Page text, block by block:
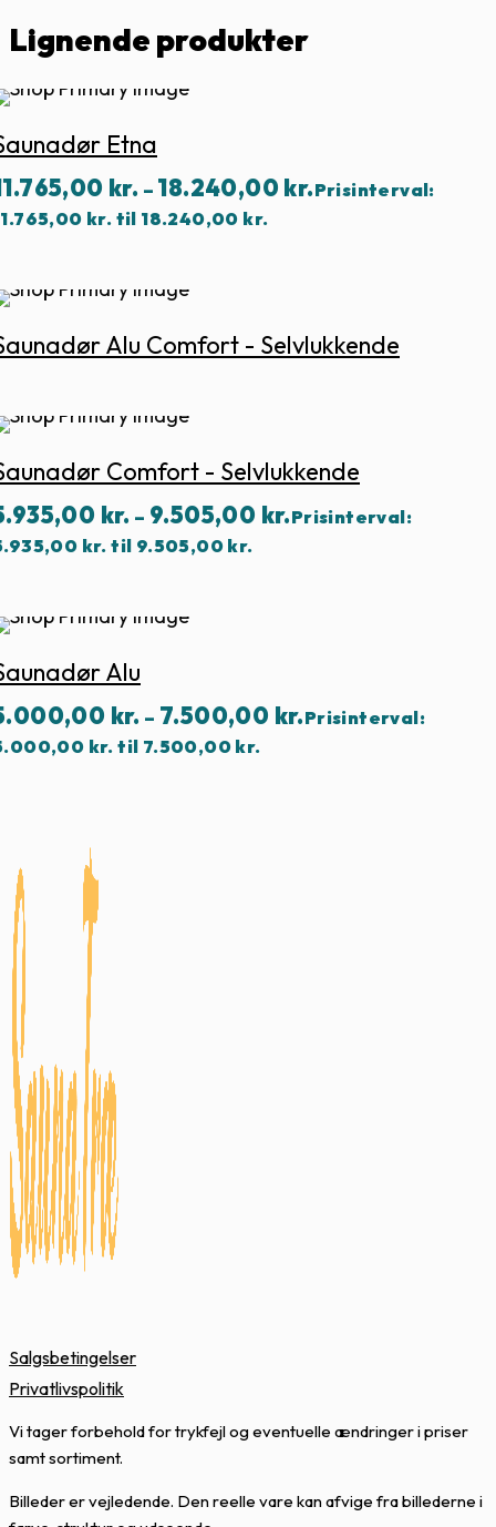
Lignende produkter
Etna
kr. – 18.240,00 kr.Prisinterval:
kr. til 18.240,00 kr.
Alu Comfort - Selvlukkende
Comfort - Selvlukkende
kr. – 9.505,00 kr.Prisinterval:
kr. til 9.505,00 kr.
Alu
kr. – 7.500,00 kr.Prisinterval:
kr. til 7.500,00 kr.
Salgsbetingelser
Privatlivspolitik
Vi tager forbehold for trykfejl og eventuelle ændringer i priser
samt sortiment.
Billeder er vejledende. Den reelle vare kan afvige fra billederne i